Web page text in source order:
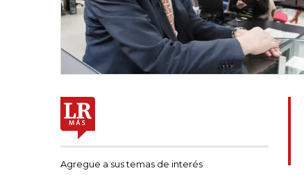
Agregue a sus temas de interés